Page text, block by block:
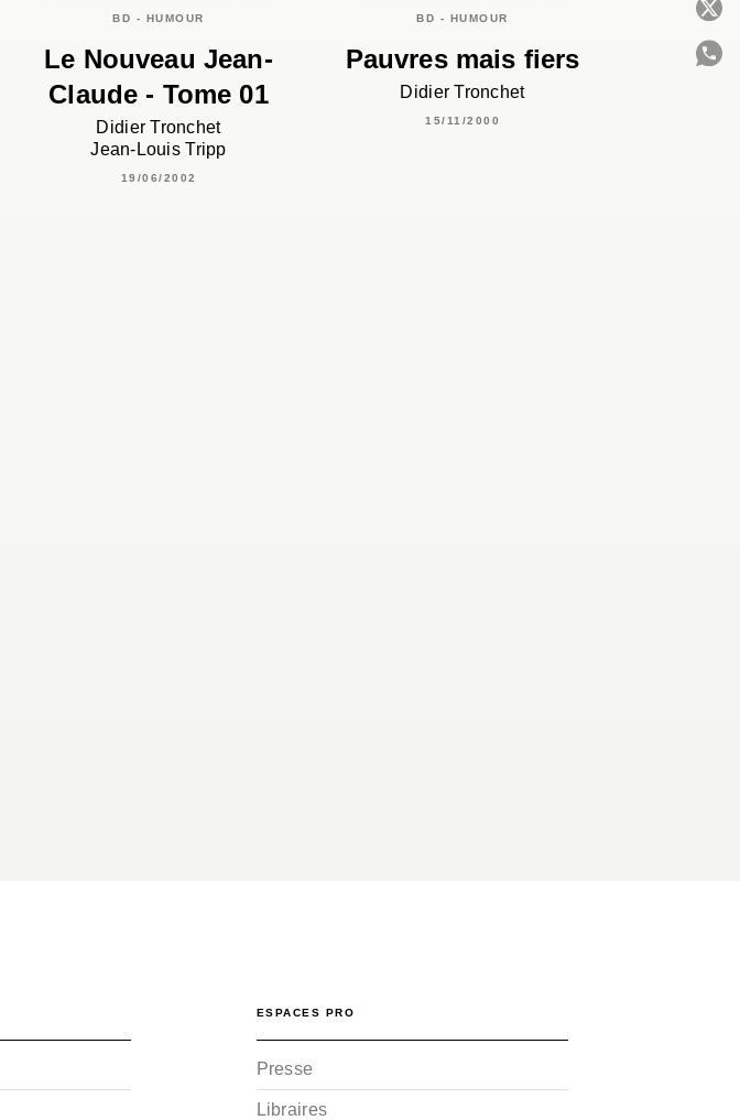
BD - HUMOUR
Le Nouveau Jean-
Claude - Tome 01
Didier Tronchet
Jean-Louis Tripp
19/06/2002
BD - HUMOUR
Pauvres mais fiers
Didier Tronchet
15/11/2000
ESPACES PRO
Presse
Libraires